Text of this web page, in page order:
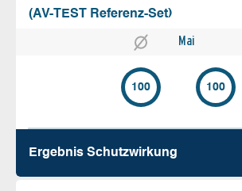
(AV-TEST Referenz-Set)
Mai
100 100
Ergebnis Schutz­wirkung